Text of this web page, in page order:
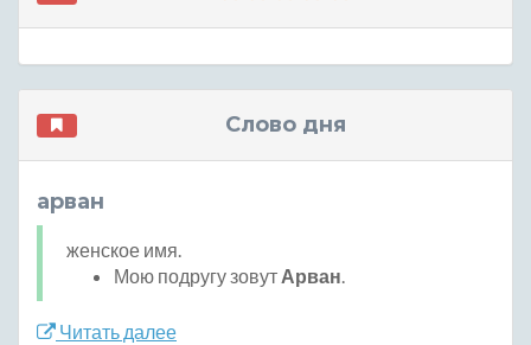
Слово дня
арван
женское имя.
Мою подругу зовут Арван.
Читать далее